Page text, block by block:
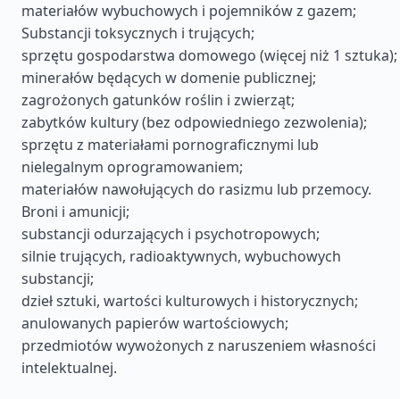
materiałów wybuchowych i pojemników z gazem;
Substancji toksycznych i trujących;
sprzętu gospodarstwa domowego (więcej niż 1 sztuka);
minerałów będących w domenie publicznej;
zagrożonych gatunków roślin i zwierząt;
zabytków kultury (bez odpowiedniego zezwolenia);
sprzętu z materiałami pornograficznymi lub
nielegalnym oprogramowaniem;
materiałów nawołujących do rasizmu lub przemocy.
Broni i amunicji;
substancji odurzających i psychotropowych;
silnie trujących, radioaktywnych, wybuchowych
substancji;
dzieł sztuki, wartości kulturowych i historycznych;
anulowanych papierów wartościowych;
przedmiotów wywożonych z naruszeniem własności
intelektualnej.